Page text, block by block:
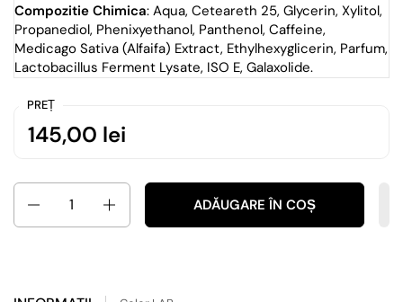
Compozitie Chimica: Aqua, Ceteareth 25, Glycerin, Xylitol,
Propanediol, Phenixyethanol, Panthenol, Caffeine,
Medicago Sativa (Alfaifa) Extract, Ethylhexyglicerin, Parfum,
Lactobacillus Ferment Lysate, ISO E, Galaxolide.
PREȚ
145,00 lei
Cantitate
ADĂUGARE ÎN COȘ